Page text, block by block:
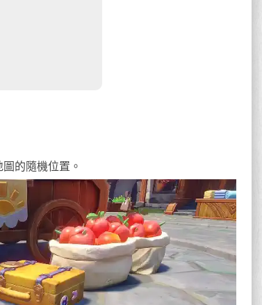
的隨機位置。